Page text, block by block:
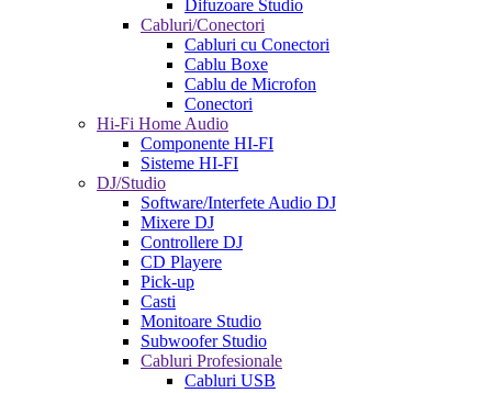
Difuzoare Studio
Cabluri/Conectori
Cabluri cu Conectori
Cablu Boxe
Cablu de Microfon
Conectori
Hi-Fi Home Audio
Componente HI-FI
Sisteme HI-FI
DJ/Studio
Software/Interfete Audio DJ
Mixere DJ
Controllere DJ
CD Playere
Pick-up
Casti
Monitoare Studio
Subwoofer Studio
Cabluri Profesionale
Cabluri USB